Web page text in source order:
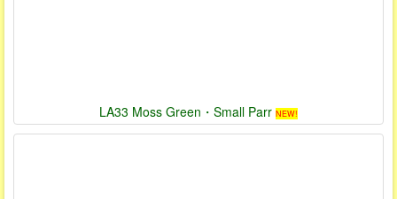
LA33 Moss Green・Small Parr NEW!